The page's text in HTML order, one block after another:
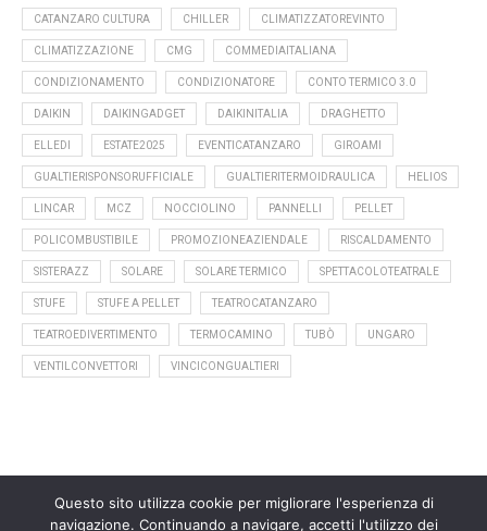
CATANZARO CULTURA CHILLER CLIMATIZZATOREVINTO
CLIMATIZZAZIONE CMG COMMEDIAITALIANA
CONDIZIONAMENTO CONDIZIONATORE CONTO TERMICO 3.0
DAIKIN DAIKINGADGET DAIKINITALIA DRAGHETTO
ELLEDI ESTATE2025 EVENTICATANZARO GIROAMI
GUALTIERISPONSORUFFICIALE GUALTIERITERMOIDRAULICA HELIOS
LINCAR MCZ NOCCIOLINO PANNELLI PELLET
POLICOMBUSTIBILE PROMOZIONEAZIENDALE RISCALDAMENTO
SISTERAZZ SOLARE SOLARE TERMICO SPETTACOLOTEATRALE
STUFE STUFE A PELLET TEATROCATANZARO
TEATROEDIVERTIMENTO TERMOCAMINO TUBÒ UNGARO
VENTILCONVETTORI VINCICONGUALTIERI
Questo sito utilizza cookie per migliorare l'esperienza di
navigazione. Continuando a navigare, accetti l'utilizzo dei